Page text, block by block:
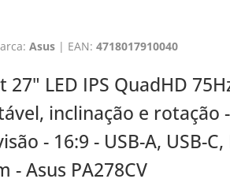
Asus| EAN: 4718017910040
27" LED IPS QuadHD
inclinação e rotação
- 16:9 - USB-A, USB-
- Asus PA278CV